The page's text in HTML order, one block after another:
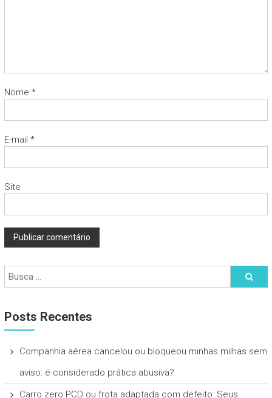
Nome *
E-mail *
Site
Posts Recentes
Companhia aérea cancelou ou bloqueou minhas milhas sem
aviso: é considerado prática abusiva?
Carro zero PCD ou frota adaptada com defeito: Seus